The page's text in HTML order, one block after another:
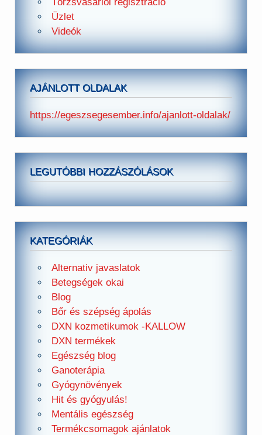
Üzlet
Videók
AJÁNLOTT OLDALAK
https://egeszsegesember.info/ajanlott-oldalak/
LEGUTÓBBI HOZZÁSZÓLÁSOK
KATEGÓRIÁK
Alternativ javaslatok
Betegségek okai
Blog
Bőr és szépség ápolás
DXN kozmetikumok -KALLOW
DXN termékek
Egészség blog
Ganoterápia
Gyógynövények
Hit és gyógyulás!
Mentális egészség
Termékcsomagok ajánlatok